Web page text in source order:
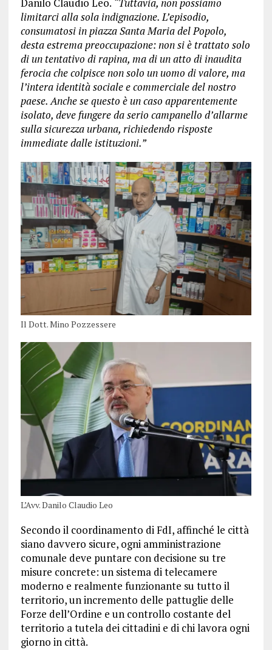
Danilo Claudio Leo. “Tuttavia, non possiamo
limitarci alla sola indignazione. L’episodio,
consumatosi in piazza Santa Maria del Popolo,
desta estrema preoccupazione: non si è trattato solo
di un tentativo di rapina, ma di un atto di inaudita
ferocia che colpisce non solo un uomo di valore, ma
l’intera identità sociale e commerciale del nostro
paese. Anche se questo è un caso apparentemente
isolato, deve fungere da serio campanello d’allarme
sulla sicurezza urbana, richiedendo risposte
immediate dalle istituzioni.”
Il Dott. Mino Pozzessere
L’Avv. Danilo Claudio Leo
Secondo il coordinamento di FdI, affinché le città
siano davvero sicure, ogni amministrazione
comunale deve puntare con decisione su tre
misure concrete: un sistema di telecamere
moderno e realmente funzionante su tutto il
territorio, un incremento delle pattuglie delle
Forze dell’Ordine e un controllo costante del
territorio a tutela dei cittadini e di chi lavora ogni
giorno in città.